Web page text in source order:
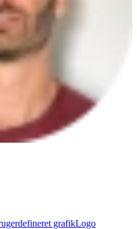
grafikLogo